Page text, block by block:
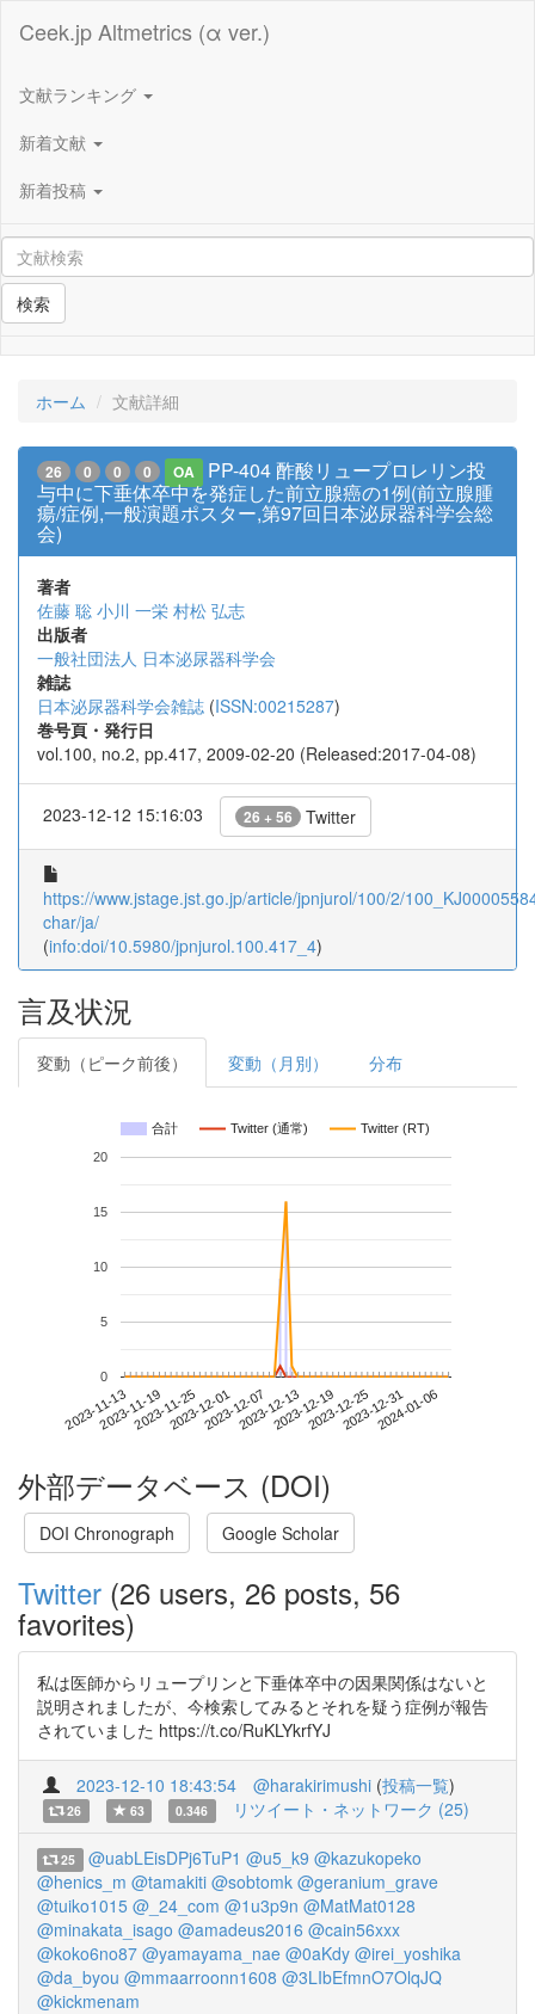
Ceek.jp Altmetrics (α ver.)
文献ランキング
新着文献
新着投稿
検索
ホーム 文献詳細
26 0 0 0 OA
PP-404 酢酸リュープロレリン投
与中に下垂体卒中を発症した前立腺癌の1例(前立腺腫
瘍/症例,一般演題ポスター,第97回日本泌尿器科学会総
会)
著者
佐藤 聡 小川 一栄 村松 弘志
出版者
一般社団法人 日本泌尿器科学会
雑誌
日本泌尿器科学会雑誌 (ISSN:00215287)
巻号頁・発行日
vol.100, no.2, pp.417, 2009-02-20 (Released:2017-04-08)
2023-12-12 15:16:03 26 + 56 Twitter
https://www.jstage.jst.go.jp/article/jpnjurol/100/2/
char/ja/
(info:doi/10.5980/jpnjurol.100.417_4)
言及状況
変動（ピーク前後） 変動（月別） 分布
合計 Twitter (通常) Twitter (RT)
2023-11-132023-11-192023-11-252023-12-012023-12-072023-12-132023-12-192023-12-252023-12-312024-01-06
0
5
10
15
20
外部データベース (DOI)
DOI Chronograph Google Scholar
Twitter (26 users, 26 posts, 56
favorites)
私は医師からリュープリンと下垂体卒中の因果関係はないと
説明されましたが、今検索してみるとそれを疑う症例が報告
されていました https://t.co/RuKLYkrfYJ
2023-12-10 18:43:54 @harakirimushi (投稿一覧)
26 63 0.346 リツイート・ネットワーク (25)
25 @uabLEisDPj6TuP1 @u5_k9 @kazukopeko
@henics_m @tamakiti @sobtomk @geranium_grave
@tuiko1015 @_24_com @1u3p9n @MatMat0128
@minakata_isago @amadeus2016 @cain56xxx
@koko6no87 @yamayama_nae @0aKdy @irei_yoshika
@da_byou @mmaarroonn1608 @3LIbEfmnO7OlqJQ
@kickmenam